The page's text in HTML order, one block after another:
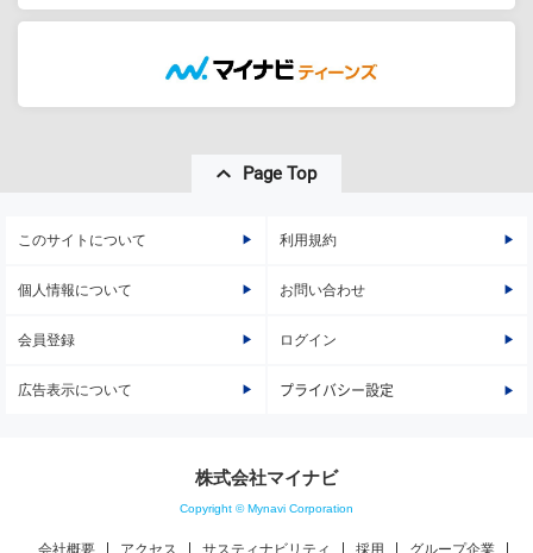
Page Top
このサイトについて 利用規約
個人情報について お問い合わせ
会員登録 ログイン
広告表示について プライバシー設定
株式会社マイナビ
Copyright © Mynavi Corporation